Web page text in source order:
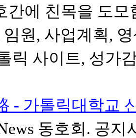
간에 친목을 도
임원, 사업계획,
릭 사이트, 성가
- 가톨릭대학교
동호회. 공